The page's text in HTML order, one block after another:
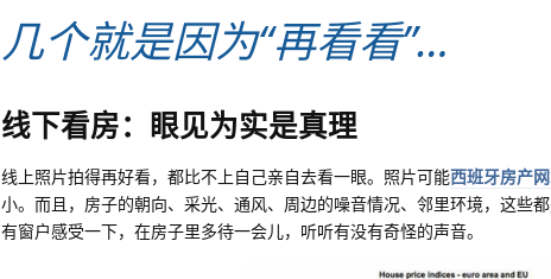
几个就是因为“再看看”…
线下看房：眼见为实是真理
线上照片拍得再好看，都比不上自己亲自去看一眼。照片可能西班牙房产
小。而且，房子的朝向、采光、通风、周边的噪音情况、邻里环境，这些
有窗户感受一下，在房子里多待一会儿，听听有没有奇怪的声音。